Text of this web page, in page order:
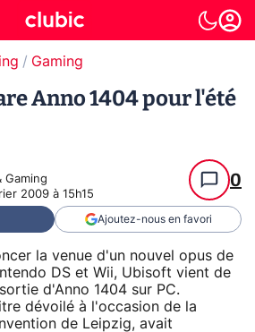
Gaming
Anno 1404 pour l'été
Gaming
2009 à 15h15
0
Ajoutez-nous en favori
la venue d'un nouvel opus de
DS et Wii, Ubisoft vient de
d'Anno 1404 sur PC.
dévoilé à l'occasion de la
de Leipzig, avait